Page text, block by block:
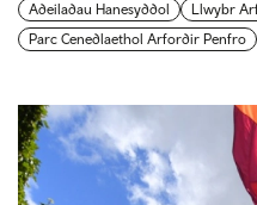
Adeiladau Hanesyddol
Llwybr
Parc Cenedlaethol Arfordir Penfro